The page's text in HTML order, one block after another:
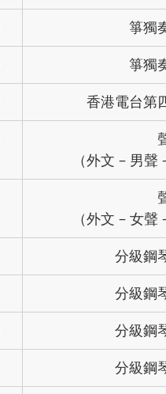
箏獨
箏獨
香港電台第
（外文 – 男
（外文 – 女
分級鋼
分級鋼
分級鋼
分級鋼